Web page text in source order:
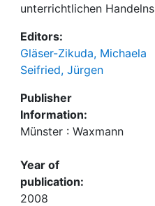
unterrichtlichen Handelns
Editors:
Gläser-Zikuda, Michaela
Seifried, Jürgen
Publisher
Information:
Münster : Waxmann
Year of
publication:
2008